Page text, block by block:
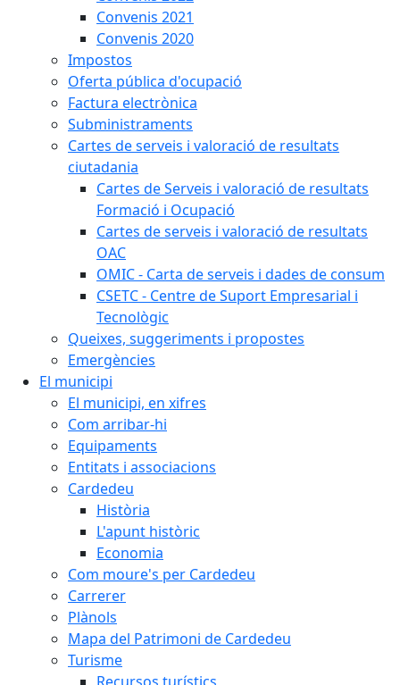
Convenis 2021
Convenis 2020
Impostos
Oferta pública d'ocupació
Factura electrònica
Subministraments
Cartes de serveis i valoració de resultats
ciutadania
Cartes de Serveis i valoració de resultats
Formació i Ocupació
Cartes de serveis i valoració de resultats
OAC
OMIC - Carta de serveis i dades de consum
CSETC - Centre de Suport Empresarial i
Tecnològic
Queixes, suggeriments i propostes
Emergències
El municipi
El municipi, en xifres
Com arribar-hi
Equipaments
Entitats i associacions
Cardedeu
Història
L'apunt històric
Economia
Com moure's per Cardedeu
Carrerer
Plànols
Mapa del Patrimoni de Cardedeu
Turisme